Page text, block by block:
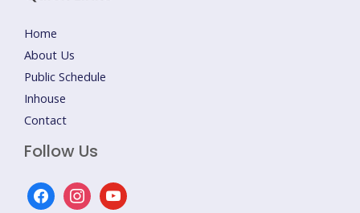
Home
About Us
Public Schedule
Inhouse
Contact
Follow Us
facebookinstagramyoutube